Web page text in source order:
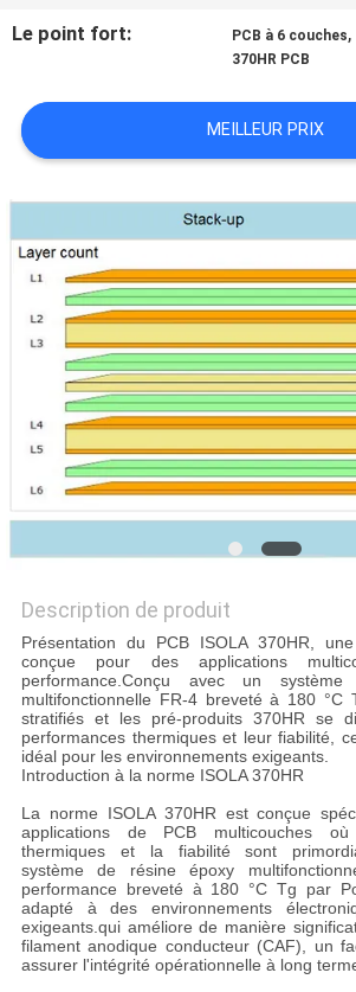
CONTRÔLE
LA
QUALITÉ
NOUS
CONTACTER
NOUVELLES
CAS
PLAN
DU
POLITIQUE
DE
CONFIDENTIALITÉ
Le point fort: PCB à 6 couches,
370HR PCB
MEILLEUR PRIX
Description de produit
Présentation du PCB ISOLA 370HR,
conçue pour des applications
performance.Conçu avec un
multifonctionnelle FR-4 breveté à 180 °C
stratifiés et les pré-produits 370HR se
performances thermiques et leur fiabilité,
idéal pour les environnements exigeants.
Introduction à la norme ISOLA 370HR
La norme ISOLA 370HR est conçue
applications de PCB multicouches
thermiques et la fiabilité sont
système de résine époxy
performance breveté à 180 °C Tg par
adapté à des environnements
exigeants.qui améliore de manière
filament anodique conducteur (CAF), un
assurer l'intégrité opérationnelle à long